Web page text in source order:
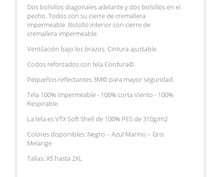
Dos bolsillos diagonales adelante y dos bolsillos en el
pecho. Todos con su cierre de cremallera
impermeable. Bolsillo interior con cierre de
cremallera impermeable.
Ventilación bajo los brazos. Cintura ajustable.
Codos reforzados con tela Cordura©.
Pequeños reflectantes 3M© para mayor seguridad.
Tela 100% Impermeable - 100% corta Viento - 100%
Respirable.
La tela es VTX Soft Shell de 100% PES de 310g/m2
Colores disponibles: Negro – Azul Marino – Gris
Melange
Tallas: XS hasta 2XL